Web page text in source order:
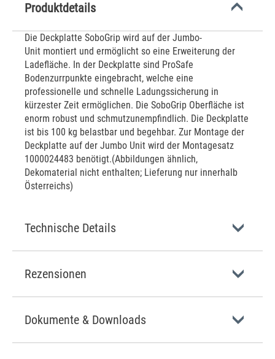
Produktdetails
Die Deckplatte SoboGrip wird auf der Jumbo-
Unit montiert und ermöglicht so eine Erweiterung der
Ladefläche. In der Deckplatte sind ProSafe
Bodenzurrpunkte eingebracht, welche eine
professionelle und schnelle Ladungssicherung in
kürzester Zeit ermöglichen. Die SoboGrip Oberfläche ist
enorm robust und schmutzunempfindlich. Die Deckplatte
ist bis 100 kg belastbar und begehbar. Zur Montage der
Deckplatte auf der Jumbo Unit wird der Montagesatz
1000024483 benötigt.(Abbildungen ähnlich,
Dekomaterial nicht enthalten; Lieferung nur innerhalb
Österreichs)
Technische Details
Rezensionen
Dokumente & Downloads